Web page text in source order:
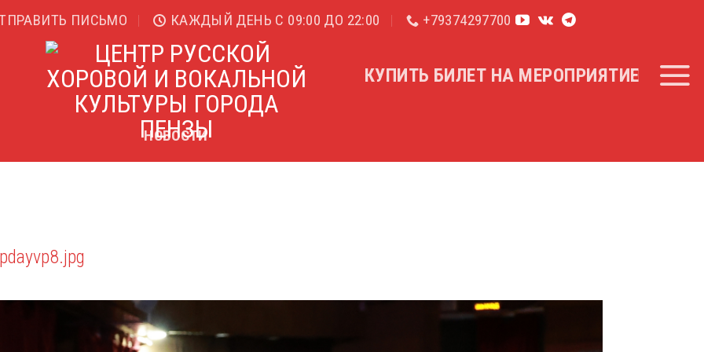
ПИСЬМО КАЖДЫЙ ДЕНЬ С 09:00 ДО 22:00 +79374297700
КУПИТЬ БИЛЕТ НА МЕРОПРИЯТИЕ
НОВОСТИ